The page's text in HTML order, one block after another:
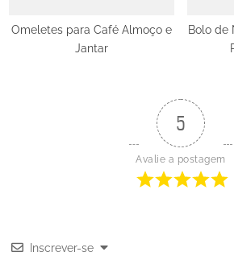
Omeletes para Café Almoço e
Jantar
Bolo de
5
Avalie a postagem
Inscrever-se